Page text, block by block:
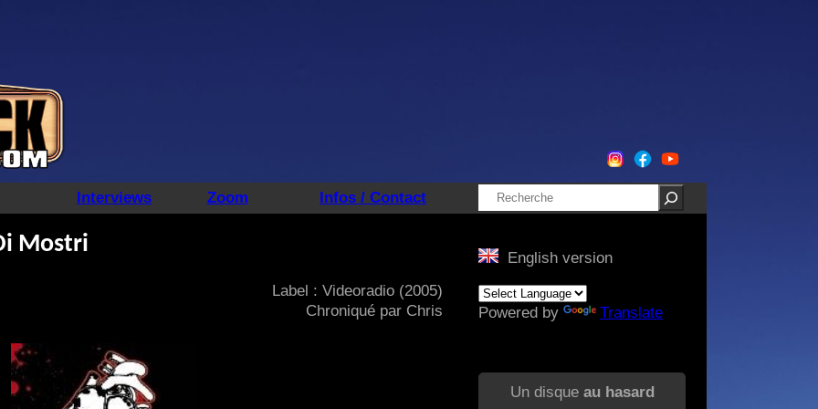
Interviews Zoom Infos / Contact Rechercher
Mostri
Label : Videoradio (2005)
Chroniqué par Chris
English version
Powered by Translate
Un disque au hasard